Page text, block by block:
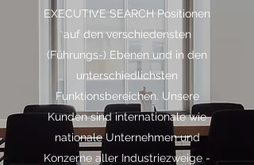
EXECUTIVE SEARCH Positionen
auf den verschiedensten
(Führungs-) Ebenen und in den
unterschiedlichsten
Funktionsbereichen. Unsere
Kunden sind internationale wie
nationale Unternehmen und
Konzerne aller Industriezweige -